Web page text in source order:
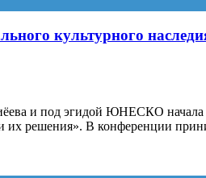
культурного
и под эгидой ЮНЕСКО
их решения». В конференции